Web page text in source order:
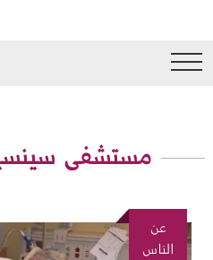
مستشفى
عن
الناس
الصورة